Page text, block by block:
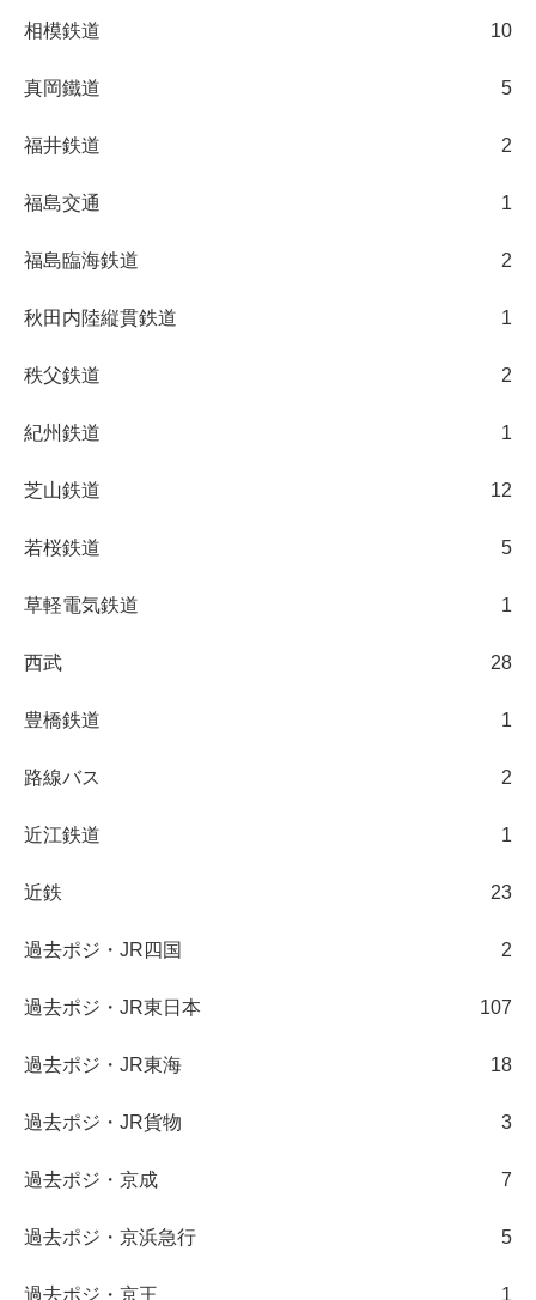
相模鉄道 10
真岡鐵道 5
福井鉄道 2
福島交通 1
福島臨海鉄道 2
秋田内陸縦貫鉄道 1
秩父鉄道 2
紀州鉄道 1
芝山鉄道 12
若桜鉄道 5
草軽電気鉄道 1
西武 28
豊橋鉄道 1
路線バス 2
近江鉄道 1
近鉄 23
過去ポジ・JR四国 2
過去ポジ・JR東日本 107
過去ポジ・JR東海 18
過去ポジ・JR貨物 3
過去ポジ・京成 7
過去ポジ・京浜急行 5
過去ポジ・京王 1